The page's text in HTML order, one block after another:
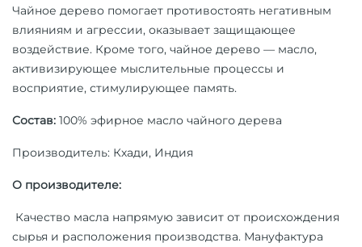
Чайное дерево помогает противостоять негативным
влияниям и агрессии, оказывает защищающее
воздействие. Кроме того, чайное дерево — масло,
активизирующее мыслительные процессы и
восприятие, стимулирующее память.
Состав: 100% эфирное масло чайного дерева
Производитель: Кхади, Индия
О производителе:
Качество масла напрямую зависит от происхождения
сырья и расположения производства. Мануфактура